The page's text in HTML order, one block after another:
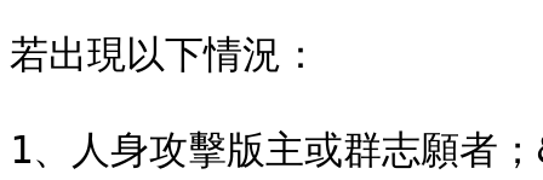
若出現以下情況：
1、人身攻擊版主或群志願者